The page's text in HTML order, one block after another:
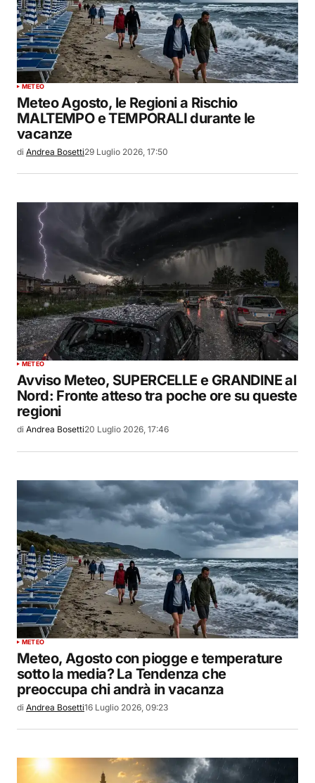
METEO
Meteo Agosto, le Regioni a Rischio
MALTEMPO e TEMPORALI durante le
vacanze
di Andrea Bosetti29 Luglio 2026, 17:50
METEO
Avviso Meteo, SUPERCELLE e GRANDINE al
Nord: Fronte atteso tra poche ore su queste
regioni
di Andrea Bosetti20 Luglio 2026, 17:46
METEO
Meteo, Agosto con piogge e temperature
sotto la media? La Tendenza che
preoccupa chi andrà in vacanza
di Andrea Bosetti16 Luglio 2026, 09:23